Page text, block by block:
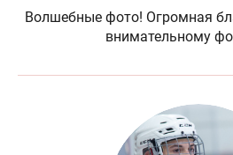
Волшебные фото! Огромная
внимательному